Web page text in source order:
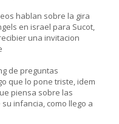
hablan sobre la gira
en israel para Sucot,
una invitacion
de preguntas
que lo pone triste, idem
piensa sobre las
infancia, como llego a